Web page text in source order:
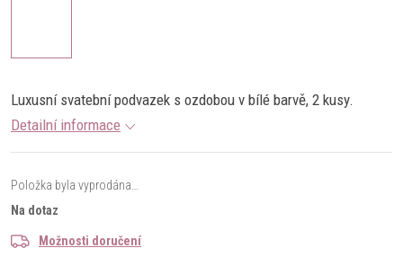
Luxusní svatební podvazek s ozdobou v bílé barvě, 2 kusy.
Detailní informace
Položka byla vyprodána…
Na dotaz
Možnosti doručení